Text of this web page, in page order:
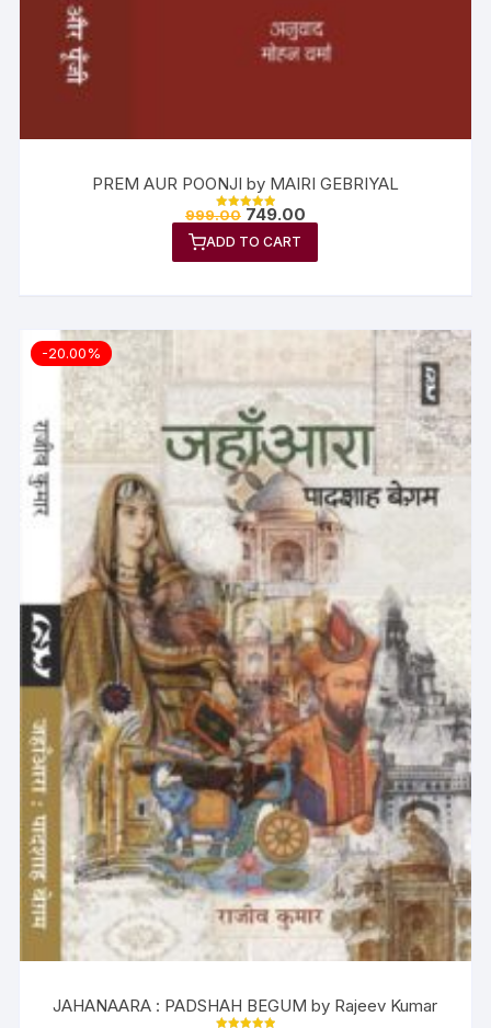
PREM AUR POONJI by MAIRI GEBRIYAL
Rated
out of 5
999.00 749.00
ADD TO CART
-20.00%
JAHANAARA : PADSHAH BEGUM by Rajeev Kumar